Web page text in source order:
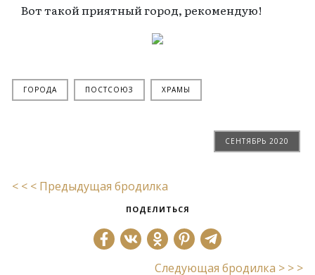
Вот такой приятный город, рекомендую!
ГОРОДА ПОСТСОЮЗ ХРАМЫ
СЕНТЯБРЬ 2020
< < < Предыдущая бродилка
ПОДЕЛИТЬСЯ
Следующая бродилка > > >